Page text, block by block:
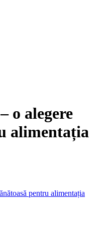
o alegere
alimentația
pentru alimentația